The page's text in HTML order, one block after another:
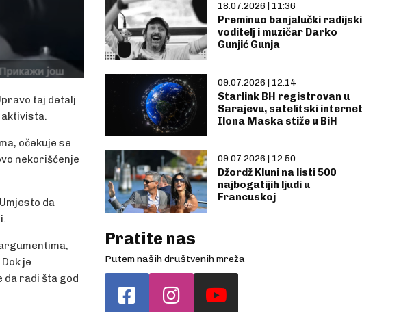
taj detalj
očekuje se
nekorišćenje
da
je
da radi šta god
18.07.2026 | 11:36
Preminuo banjalučki radijski
voditelj i muzičar Darko
Gunjić Gunja
09.07.2026 | 12:14
Starlink BH registrovan u
Sarajevu, satelitski internet
Ilona Maska stiže u BiH
09.07.2026 | 12:50
Džordž Kluni na listi 500
najbogatijih ljudi u
Francuskoj
Pratite nas
Putem naših društvenih mreža